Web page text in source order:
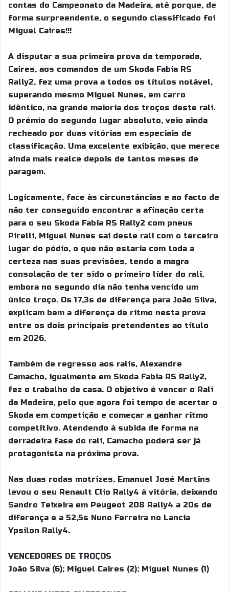
contas do Campeonato da Madeira, até porque, de
forma surpreendente, o segundo classificado foi
Miguel Caires!!!
A disputar a sua primeira prova da temporada,
Caires, aos comandos de um Skoda Fabia RS
Rally2, fez uma prova a todos os títulos notável,
superando mesmo Miguel Nunes, em carro
idêntico, na grande maioria dos troços deste rali.
O prémio do segundo lugar absoluto, veio ainda
recheado por duas vitórias em especiais de
classificação. Uma excelente exibição, que merece
ainda mais realce depois de tantos meses de
paragem.
Logicamente, face às circunstâncias e ao facto de
não ter conseguido encontrar a afinação certa
para o seu Skoda Fabia RS Rally2 com pneus
Pirelli, Miguel Nunes sai deste rali com o terceiro
lugar do pódio, o que não estaria com toda a
certeza nas suas previsões, tendo a magra
consolação de ter sido o primeiro líder do rali,
embora no segundo dia não tenha vencido um
único troço. Os 17,3s de diferença para João Silva,
explicam bem a diferença de ritmo nesta prova
entre os dois principais pretendentes ao título
em 2026.
Também de regresso aos ralis, Alexandre
Camacho, igualmente em Skoda Fabia RS Rally2,
fez o trabalho de casa. O objetivo é vencer o Rali
da Madeira, pelo que agora foi tempo de acertar o
Skoda em competição e começar a ganhar ritmo
competitivo. Atendendo à subida de forma na
derradeira fase do rali, Camacho poderá ser já
protagonista na próxima prova.
Nas duas rodas motrizes, Emanuel José Martins
levou o seu Renault Clio Rally4 à vitória, deixando
Sandro Teixeira em Peugeot 208 Rally4 a 20s de
diferença e a 52,5s Nuno Ferreira no Lancia
Ypsilon Rally4.
VENCEDORES DE TROÇOS
João Silva (6); Miguel Caires (2); Miguel Nunes (1)